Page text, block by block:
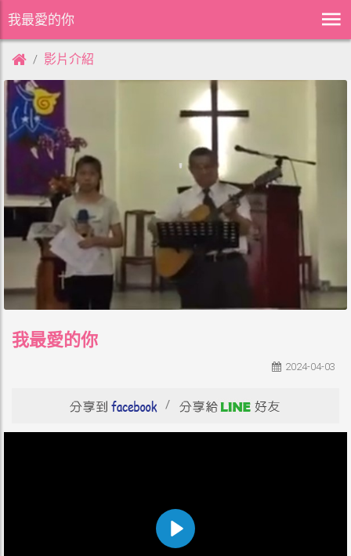
我最愛的你
影片介紹
我最愛的你
2024-04-03
/
Play